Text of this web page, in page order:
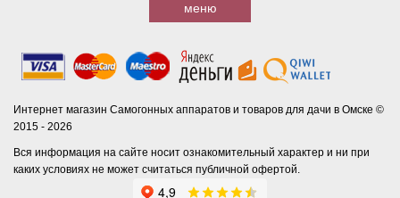
меню
Интернет магазин Самогонных аппаратов и товаров для дачи в Омске ©
2015 - 2026
Вся информация на сайте носит ознакомительный характер и ни при
каких условиях не может считаться публичной офертой.